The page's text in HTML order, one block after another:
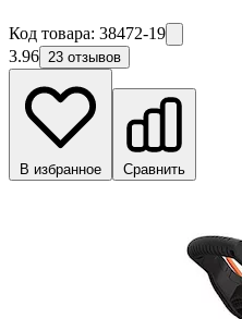
Код товара: 38472-19
3.96 23 отзывов
В избранное Сравнить